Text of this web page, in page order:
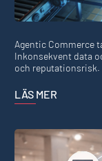
Agentic Commerce
Inkonsekvent data
och reputationsrisk.
LÄS MER